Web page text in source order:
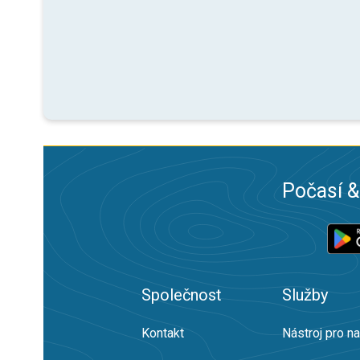
Počasí
Společnost
Kontakt
Služby
Nástroj pro